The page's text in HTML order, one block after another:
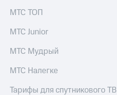
Реквизиты
развитие
На главную
МТС ТОП
МТС Junior
МТС Мудрый
МТС Налегке
Тарифы для спутникового ТВ